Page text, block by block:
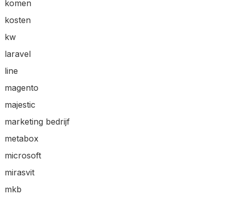
komen
kosten
kw
laravel
line
magento
majestic
marketing bedrijf
metabox
microsoft
mirasvit
mkb